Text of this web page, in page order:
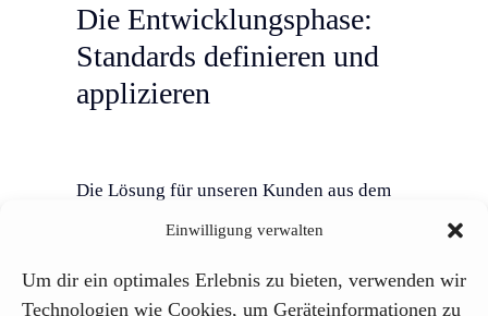
Einwilligung verwalten
Um dir ein optimales Erlebnis zu bieten, verwenden wir
Technologien wie Cookies, um Geräteinformationen zu
Die Entwicklungsphase:
Standards definieren und
applizieren
Die Lösung für unseren Kunden aus dem
Finanzsektor stellt eine automatisierte
Umsetzung legten wir, neben der